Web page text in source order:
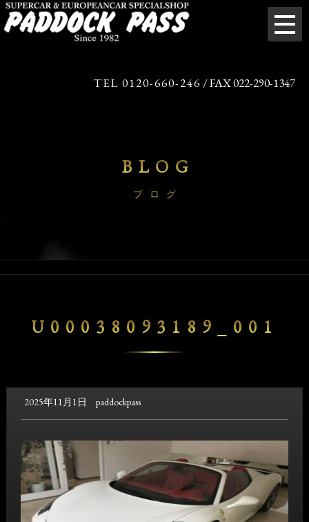
TEL 0120-660-246 / FAX 022-290-1347
BLOG
ブログ
U00038093189_001
2025年11月1日 paddockpass